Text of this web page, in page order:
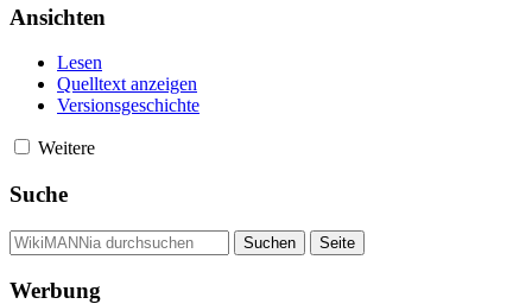
Ansichten
Lesen
Quelltext anzeigen
Versionsgeschichte
Weitere
Suche
Werbung